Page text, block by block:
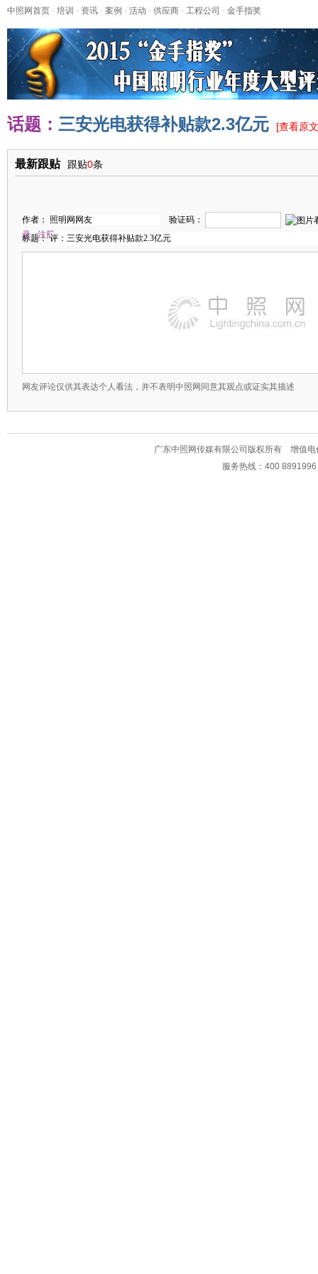
中照网首页 - 培训 - 资讯 - 案例 - 活动 - 供应商 - 工程公司 - 金手指奖
话题： 三安光电获得补贴款2.3亿元 [查看原文
最新跟贴 跟贴0条
作者：
验证码：
录
注册
标题：
网友评论仅供其表达个人看法，并不表明中照网同意其观点或证实其描述
广东中照网传媒有限公司版权所有 增值
服务热线：400 8891996